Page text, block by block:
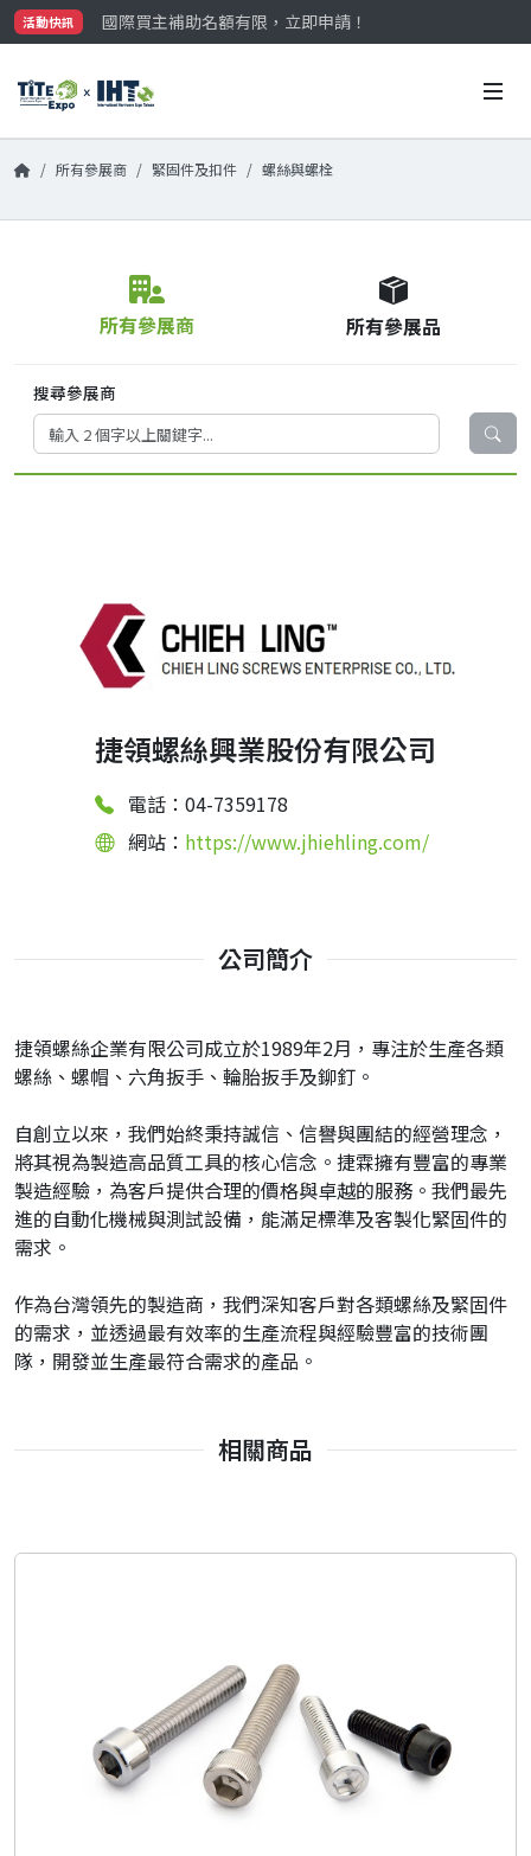
活動快訊
國際買主補助名額有限，立即申請！
參觀門票開放申請中‼️
國際買主補助名額有限，立即申請！
所有參展商 緊固件及扣件 螺絲與螺栓
所有參展商 所有參展品
搜尋參展商
捷領螺絲興業股份有限公司
電話：04-7359178
網站： https://www.jhiehling.com/
公司簡介
捷領螺絲企業有限公司成立於1989年2月，專注於生產各類
螺絲、螺帽、六角扳手、輪胎扳手及鉚釘。
自創立以來，我們始終秉持誠信、信譽與團結的經營理念，
將其視為製造高品質工具的核心信念。捷霖擁有豐富的專業
製造經驗，為客戶提供合理的價格與卓越的服務。我們最先
進的自動化機械與測試設備，能滿足標準及客製化緊固件的
需求。
作為台灣領先的製造商，我們深知客戶對各類螺絲及緊固件
的需求，並透過最有效率的生產流程與經驗豐富的技術團
隊，開發並生產最符合需求的產品。
相關商品